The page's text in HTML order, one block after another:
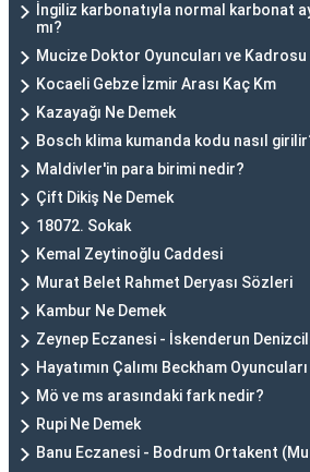
İngiliz karbonatıyla normal karbonat
mı?
Mucize Doktor Oyuncuları ve Kadrosu
Kocaeli Gebze İzmir Arası Kaç Km
Kazayağı Ne Demek
Bosch klima kumanda kodu nasıl
Maldivler'in para birimi nedir?
Çift Dikiş Ne Demek
18072. Sokak
Kemal Zeytinoğlu Caddesi
Murat Belet Rahmet Deryası Sözleri
Kambur Ne Demek
Zeynep Eczanesi - İskenderun
Hayatımın Çalımı Beckham
Mö ve ms arasındaki fark nedir?
Rupi Ne Demek
Banu Eczanesi - Bodrum Ortakent